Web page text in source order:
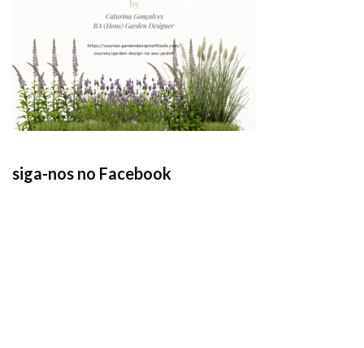
siga-nos no Facebook